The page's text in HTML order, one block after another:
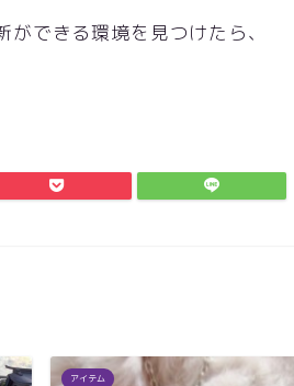
できる環境を見つけたら、
アイテム